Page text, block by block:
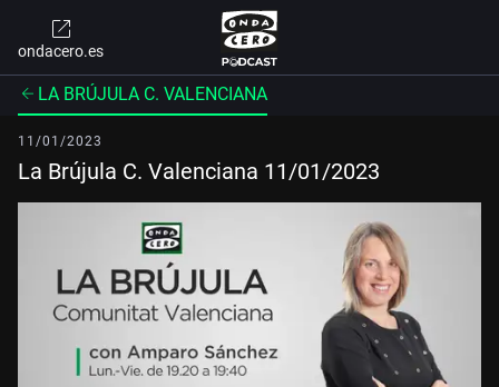
ondacero.es
LA BRÚJULA C. VALENCIANA
11/01/2023
La Brújula C. Valenciana 11/01/2023